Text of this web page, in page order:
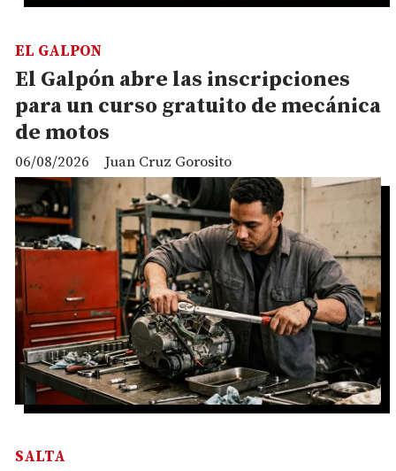
El Galpón abre las inscripciones
para un curso gratuito de mecánica
de motos
Juan Cruz Gorosito
EL GALPON
06/08/2026
SALTA